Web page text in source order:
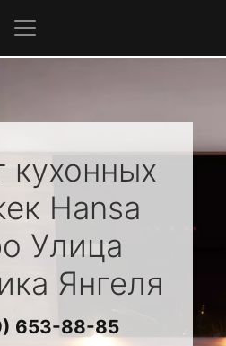
кухонных
Hansa
Улица
Янгеля
653-88-85